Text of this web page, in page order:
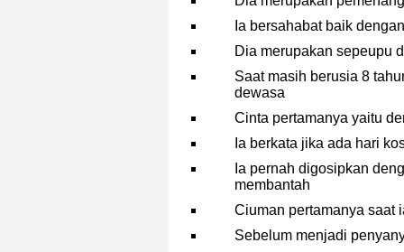
Ia bersahabat baik
Dia merupakan sepeupu
Saat masih berusia 8
dewasa
Cinta pertamanya yaitu
Ia berkata jika ada hari
Ia pernah digosipkan
membantah
Ciuman pertamanya saat
Sebelum menjadi